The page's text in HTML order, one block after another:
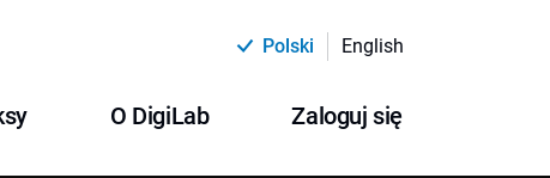
Polski English
O DigiLab Zaloguj się